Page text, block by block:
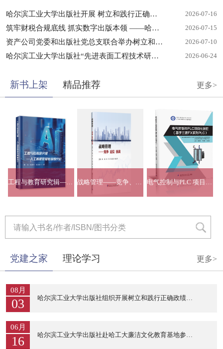
哈尔滨工业大学出版社开展 树立和践行正确政绩观学习... 2026-07-16
筑牢财税合规底线 抓实数字出版本领 ——哈尔滨工业大学... 2026-07-15
资产公司党委和出版社党总支联合举办树立和践行正确政... 2026-07-10
哈尔滨工业大学出版社“先进表面工程技术研究与应用系... 2026-06-24
新书上架 精品推荐 更多>
工程与教育研究辑——人工智能赋能... 战略管理——竞争、远见、挑战 电气控制与PLC 项目化教程：基于...
党建之家 理论学习 更多>
08月
03 哈尔滨工业大学出版社组织开展树立和践行正确政绩观专题党课
06月
16 哈尔滨工业大学出版社赴哈工大廉洁文化教育基地参观学习